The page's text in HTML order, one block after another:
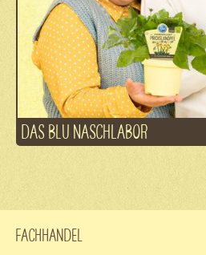
DAS BLU NASCHLABOR
Fachhandel